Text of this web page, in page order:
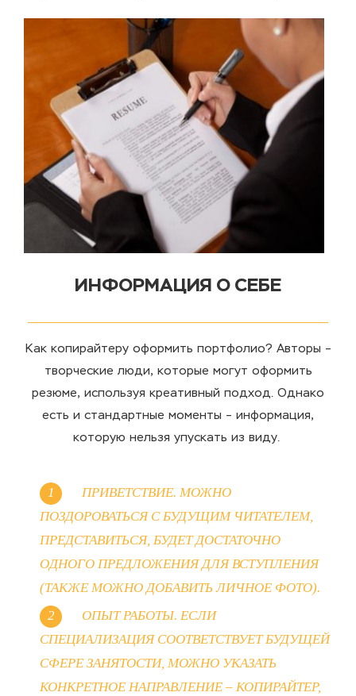
ИНФОРМАЦИЯ О СЕБЕ
Как копирайтеру оформить портфолио? Авторы –
творческие люди, которые могут оформить
резюме, используя креативный подход. Однако
есть и стандартные моменты – информация,
которую нельзя упускать из виду.
ПРИВЕТСТВИЕ. МОЖНО
ПОЗДОРОВАТЬСЯ С БУДУЩИМ ЧИТАТЕЛЕМ,
ПРЕДСТАВИТЬСЯ, БУДЕТ ДОСТАТОЧНО
ОДНОГО ПРЕДЛОЖЕНИЯ ДЛЯ ВСТУПЛЕНИЯ
(ТАКЖЕ МОЖНО ДОБАВИТЬ ЛИЧНОЕ ФОТО).
ОПЫТ РАБОТЫ. ЕСЛИ
СПЕЦИАЛИЗАЦИЯСООТВЕТСТВУЕТ БУДУЩЕЙ
СФЕРЕ ЗАНЯТОСТИ, МОЖНО УКАЗАТЬ
КОНКРЕТНОЕ НАПРАВЛЕНИЕ – КОПИРАЙТЕР,